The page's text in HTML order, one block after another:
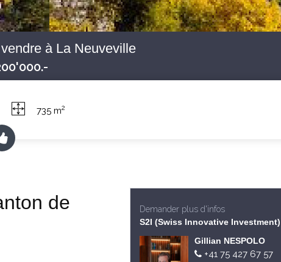
à La Neuveville
735 m2
de
Demander plus d'infos
S2I (Swiss Innovative Investment)
Gillian NESPOLO
+41 75 427 67 57